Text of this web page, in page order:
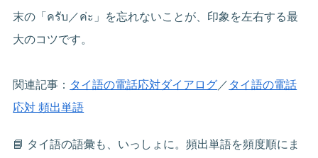
末の「ครับ／ค่ะ」を忘れないことが、印象を左右する最
大のコツです。
関連記事： タイ語の電話応対ダイアログ ／ タイ語の電話
応対 頻出単語
📘 タイ語の語彙も、いっしょに。頻出単語を頻度順にま